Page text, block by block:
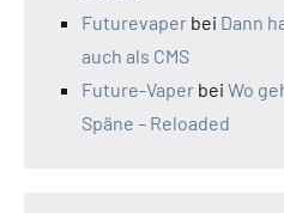
Futurevaper bei Dann
auch als CMS
Future-Vaper bei Wo
Späne – Reloaded